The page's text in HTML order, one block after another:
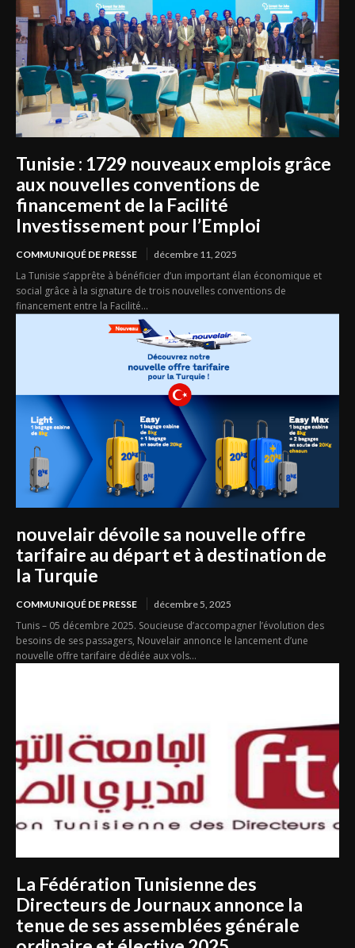
Tunisie : 1729 nouveaux emplois grâce
aux nouvelles conventions de
financement de la Facilité
Investissement pour l’Emploi
COMMUNIQUÉ DE PRESSE décembre 11, 2025
La Tunisie s’apprête à bénéficier d’un important élan économique et
social grâce à la signature de trois nouvelles conventions de
financement entre la Facilité...
nouvelair dévoile sa nouvelle offre
tarifaire au départ et à destination de
la Turquie
COMMUNIQUÉ DE PRESSE décembre 5, 2025
Tunis – 05 décembre 2025. Soucieuse d’accompagner l’évolution des
besoins de ses passagers, Nouvelair annonce le lancement d’une
nouvelle offre tarifaire dédiée aux vols...
La Fédération Tunisienne des
Directeurs de Journaux annonce la
tenue de ses assemblées générale